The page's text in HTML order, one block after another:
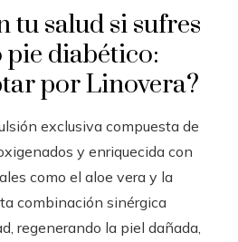
tu salud si sufres
pie diabético:
por Linovera?
exclusiva compuesta de
y enriquecida con
como el aloe vera y la
combinación sinérgica
regenerando la piel dañada,